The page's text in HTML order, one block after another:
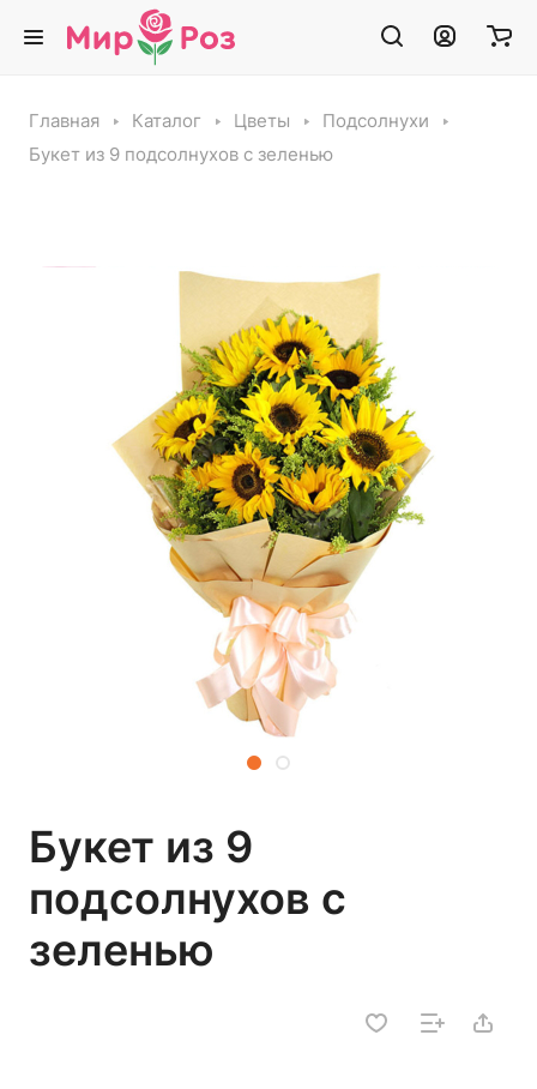
Главная Каталог Цветы
Подсолнухи
Букет из 9 подсолнухов с зеленью
Букет из 9
подсолнухов с
зеленью